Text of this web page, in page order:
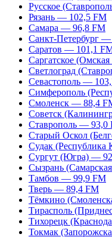
Русское
Рязань — 102,5 FM
Самара — 96,8 FM
Санкт-Петербург
Саратов — 101,1
Саргатское
Светлоград
Севастополь —
Симферополь
Смоленск — 88,4
Советск
Ставрополь — 93,0
Старый Оскол
Судак
Сургут (Югра) —
Сызрань
Тамбов — 99,9 FM
Тверь — 89,4 FM
Тёмкино
Тирасполь
Тихорецк
Токмак